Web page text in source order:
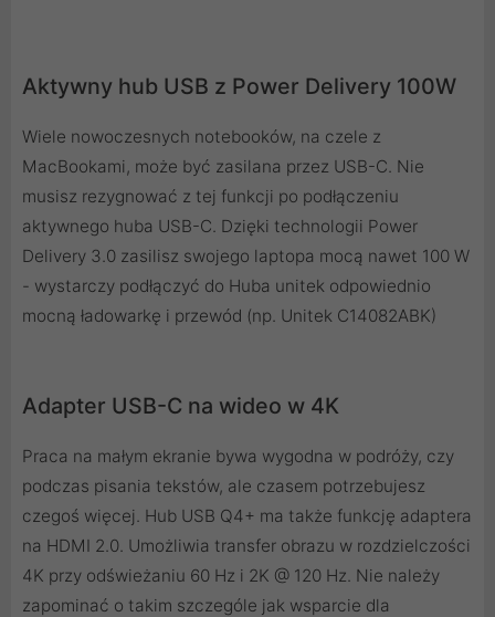
Aktywny hub USB z Power Delivery 100W
Wiele nowoczesnych notebooków, na czele z
MacBookami, może być zasilana przez USB-C. Nie
musisz rezygnować z tej funkcji po podłączeniu
aktywnego huba USB-C. Dzięki technologii Power
Delivery 3.0 zasilisz swojego laptopa mocą nawet 100 W
- wystarczy podłączyć do Huba unitek odpowiednio
mocną ładowarkę i przewód (np. Unitek C14082ABK)
Adapter USB-C na wideo w 4K
Praca na małym ekranie bywa wygodna w podróży, czy
podczas pisania tekstów, ale czasem potrzebujesz
czegoś więcej. Hub USB Q4+ ma także funkcję adaptera
na HDMI 2.0. Umożliwia transfer obrazu w rozdzielczości
4K przy odświeżaniu 60 Hz i 2K @ 120 Hz. Nie należy
zapominać o takim szczególe jak wsparcie dla